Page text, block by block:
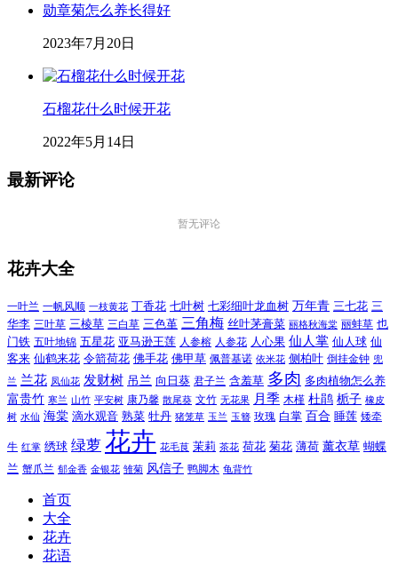
勋章菊怎么养长得好
2023年7月20日
石榴花什么时候开花
2022年5月14日
最新评论
暂无评论
花卉大全
一叶兰 一帆风顺 一枝黄花 丁香花 七叶树 七彩细叶龙血树 万年青 三七花 三
华李 三叶草 三棱草 三白草 三色堇 三角梅 丝叶茅膏菜 丽格秋海棠 丽蚌草 也
门铁 五叶地锦 五星花 亚马逊王莲 人参榕 人参花 人心果 仙人掌 仙人球 仙
客来 仙鹤来花 令箭荷花 佛手花 佛甲草 佩普基诺 依米花 侧柏叶 倒挂金钟 兜
兰 兰花 凤仙花 发财树 吊兰 向日葵 君子兰 含羞草 多肉 多肉植物怎么养
富贵竹 寒兰 山竹 平安树 康乃馨 散尾葵 文竹 无花果 月季 木槿 杜鹃 栀子 橡皮
树 水仙 海棠 滴水观音 熟菜 牡丹 猪笼草 玉兰 玉簪 玫瑰 白掌 百合 睡莲 矮牵
牛 红掌 绣球 绿萝 花卉 花毛茛 茉莉 茶花 荷花 菊花 薄荷 薰衣草 蝴蝶
兰 蟹爪兰 郁金香 金银花 雏菊 风信子 鸭脚木 龟背竹
首页
大全
花卉
花语